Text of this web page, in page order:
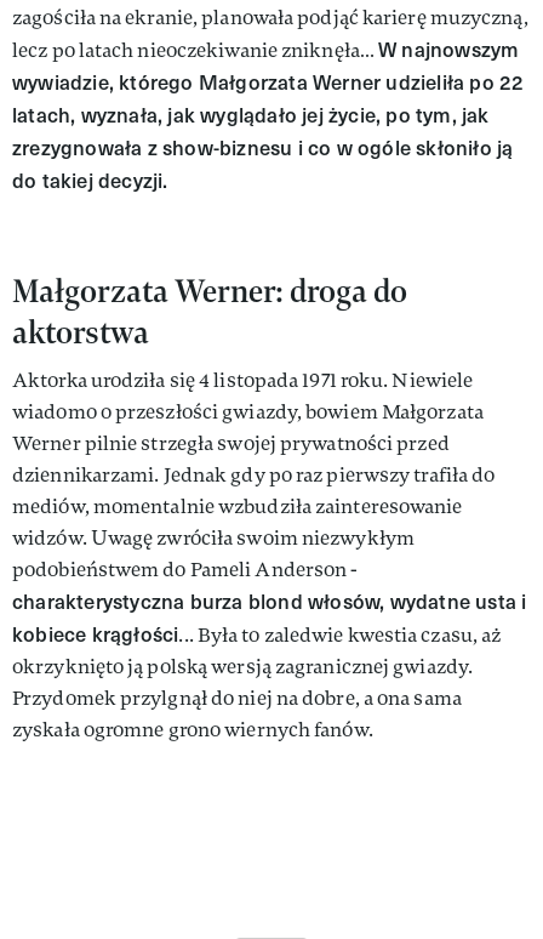
zagościła na ekranie, planowała podjąć karierę muzyczną,
lecz po latach nieoczekiwanie zniknęła…W najnowszym
wywiadzie, którego Małgorzata Werner udzieliła po 22
latach, wyznała, jak wyglądało jej życie, po tym, jak
zrezygnowała z show-biznesu i co w ogóle skłoniło ją
do takiej decyzji.
Małgorzata Werner: droga do
aktorstwa
Aktorka urodziła się 4 listopada 1971 roku. Niewiele
wiadomo o przeszłości gwiazdy, bowiem Małgorzata
Werner pilnie strzegła swojej prywatności przed
dziennikarzami. Jednak gdy po raz pierwszy trafiła do
mediów, momentalnie wzbudziła zainteresowanie
widzów. Uwagę zwróciła swoim niezwykłym
podobieństwem do Pameli Anderson -
charakterystyczna burza blond włosów, wydatne usta i
kobiece krągłości... Była to zaledwie kwestia czasu, aż
okrzyknięto ją polską wersją zagranicznej gwiazdy.
Przydomek przylgnął do niej na dobre, a ona sama
zyskała ogromne grono wiernych fanów.